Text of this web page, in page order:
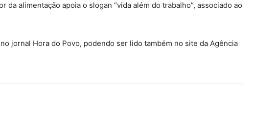
da alimentação apoia o slogan “vida além do trabalho”, associado ao
jornal Hora do Povo, podendo ser lido também no site da Agência